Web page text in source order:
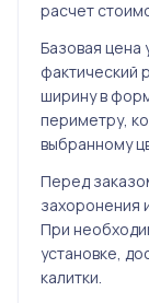
расчет
Базовая цена
фактический
ширину в
периметру,
выбранному
Перед
захоронения
При
установке,
калитки.